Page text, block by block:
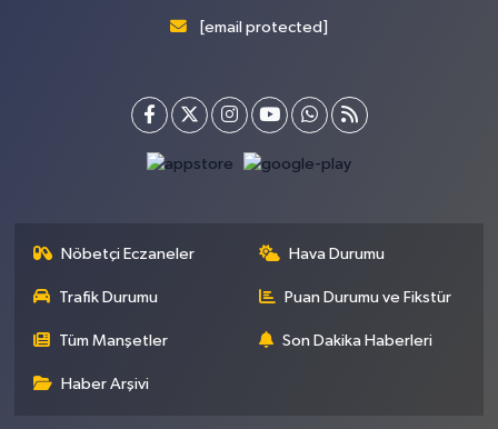
[email protected]
Nöbetçi Eczaneler Hava Durumu
Trafik Durumu Puan Durumu ve Fikstür
Tüm Manşetler Son Dakika Haberleri
Haber Arşivi